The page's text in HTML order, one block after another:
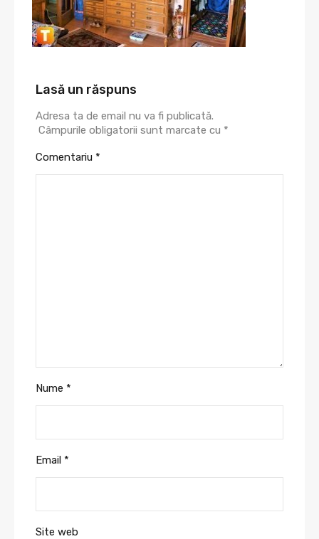
Lasă un răspuns
Adresa ta de email nu va fi publicată.
Câmpurile obligatorii sunt marcate cu *
Comentariu *
Nume *
Email *
Site web